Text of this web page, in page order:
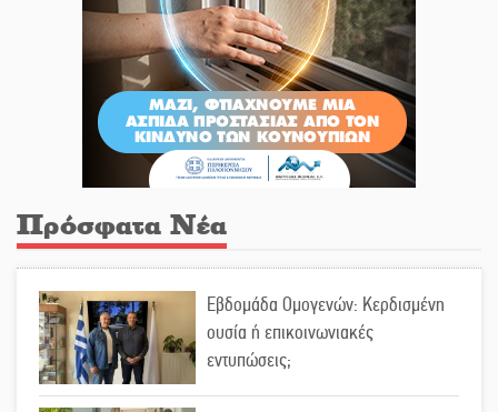
Πρόσφατα Νέα
Εβδομάδα Ομογενών: Κερδισμένη
ουσία ή επικοινωνιακές
εντυπώσεις;